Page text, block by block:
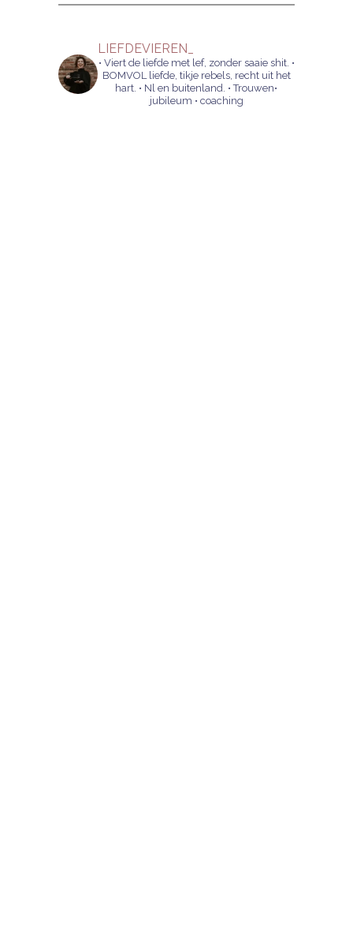
LIEFDEVIEREN_
• Viert de liefde met lef, zonder saaie shit. •
BOMVOL liefde, tikje rebels, recht uit het
hart. • Nl en buitenland. • Trouwen•
jubileum • coaching